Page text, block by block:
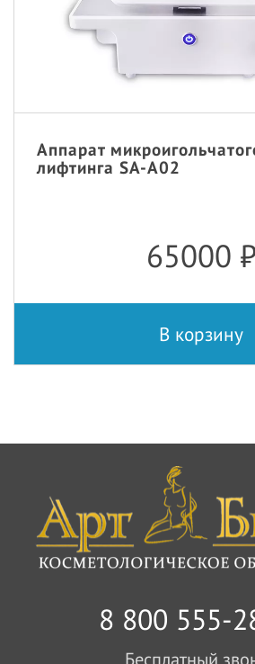
Аппарат
лифтинга SA-A02
65000 ₽
В корзину
8 800 555-